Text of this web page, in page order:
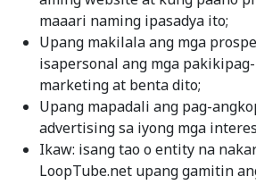
maaari naming ipasadya ito;
Upang makilala ang mga
isapersonal ang mga
marketing at benta dito;
Upang mapadali ang pag-
advertising sa iyong mga
Ikaw: isang tao o entity na
LoopTube.net upang gamitin